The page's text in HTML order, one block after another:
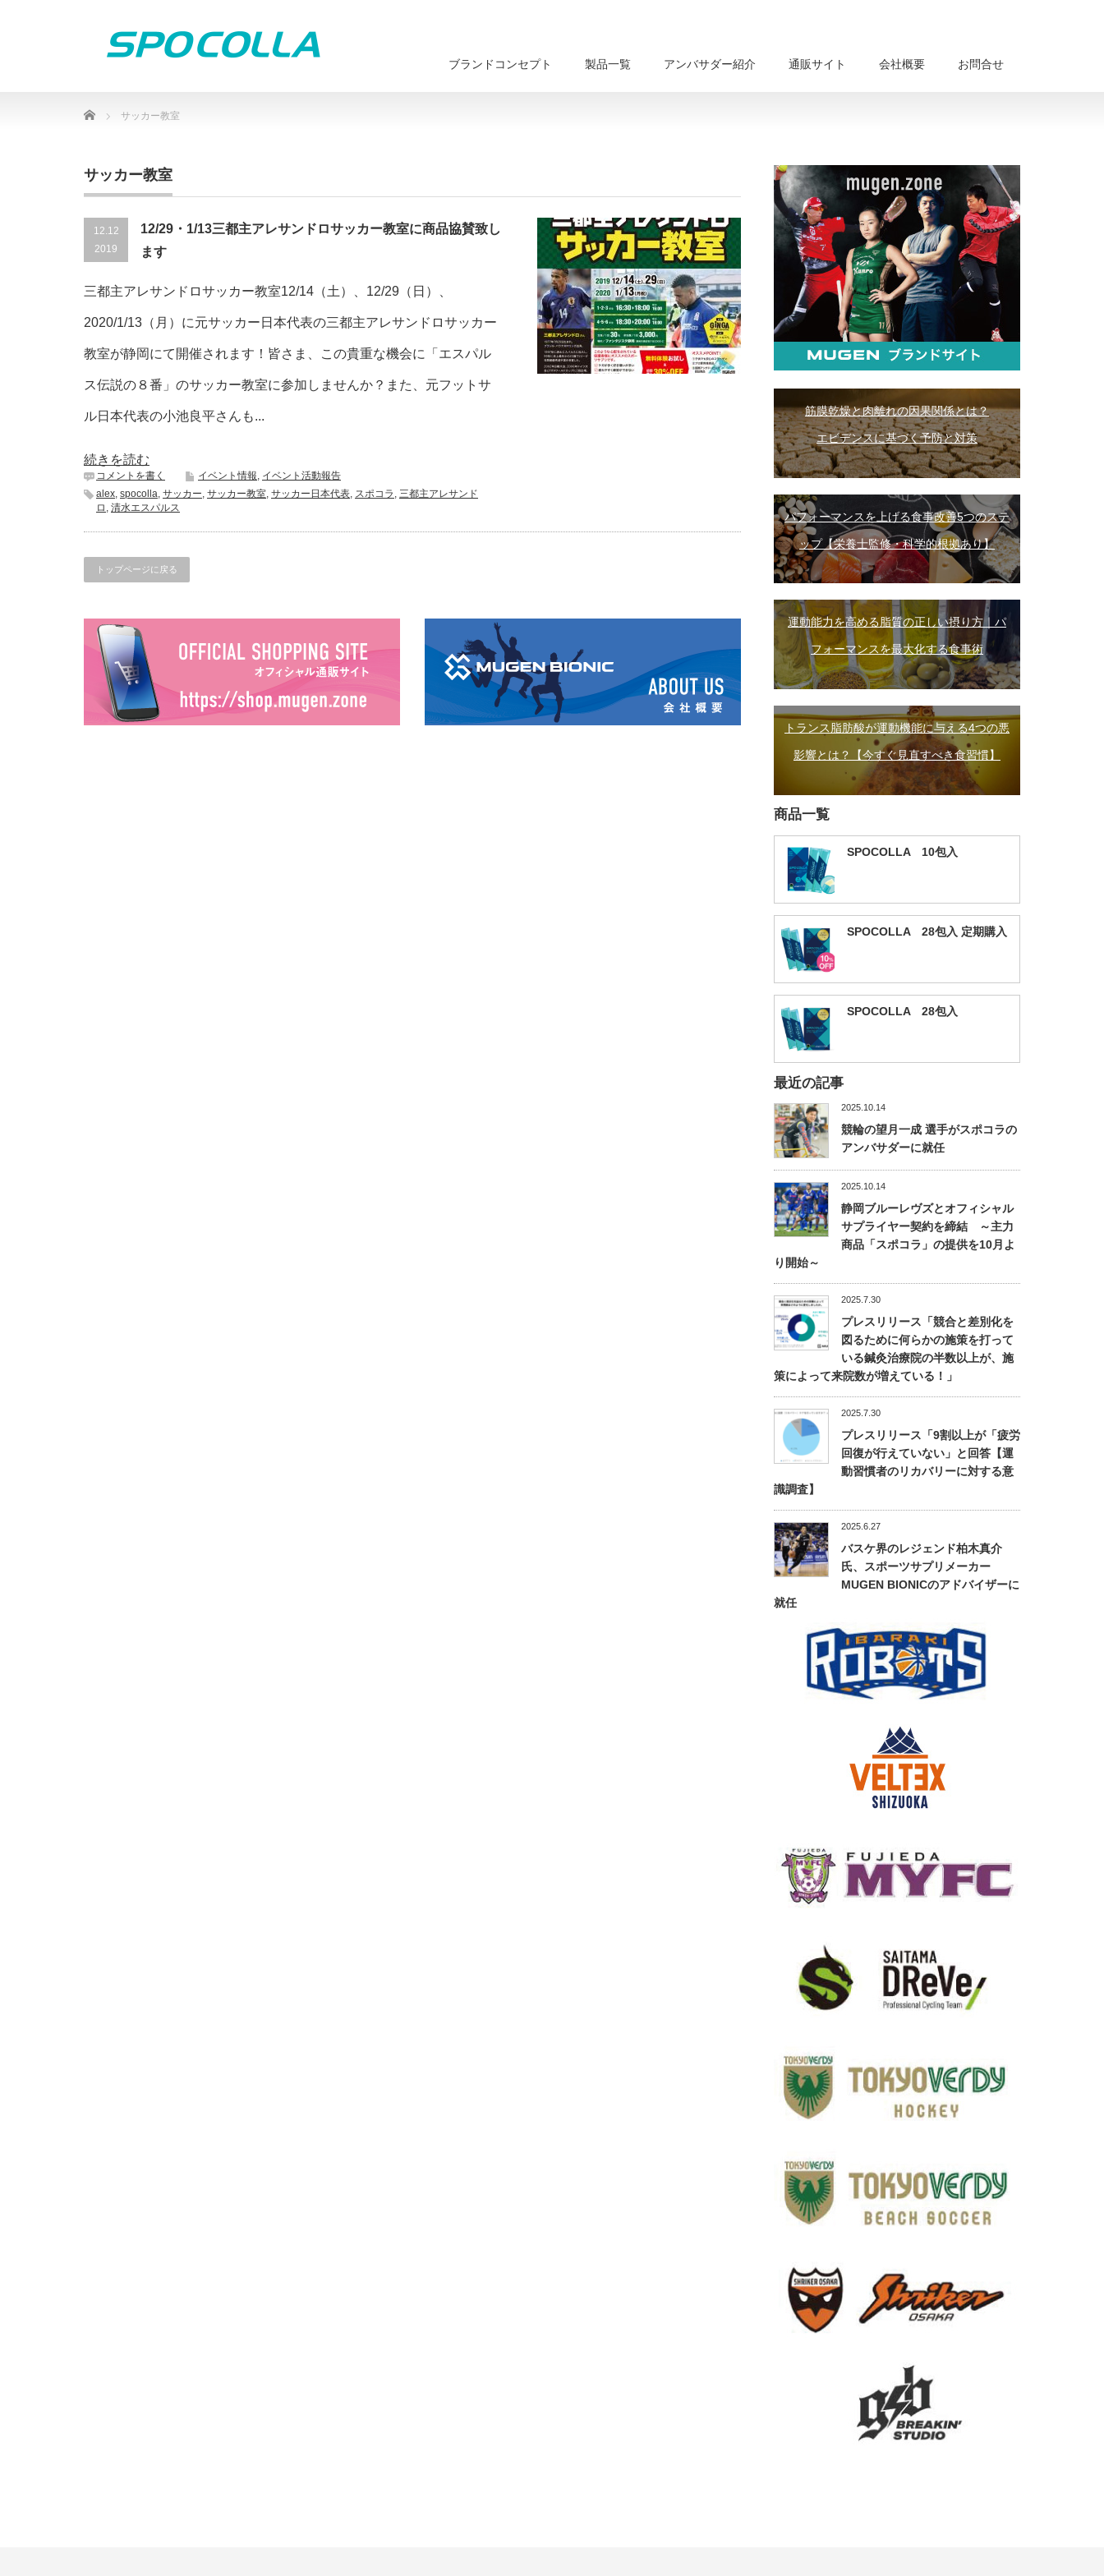
ブランドコンセプト 製品一覧 アンバサダー紹介 通販サイト 会社概要 お問合せ
Home サッカー教室
サッカー教室
12.12
2019
12/29・1/13三都主アレサンドロサッカー教室に商品協賛致し
ます
三都主アレサンドロサッカー教室12/14（土）、12/29（日）、
2020/1/13（月）に元サッカー日本代表の三都主アレサンドロサッカー
教室が静岡にて開催されます！皆さま、この貴重な機会に「エスパル
ス伝説の８番」のサッカー教室に参加しませんか？また、元フットサ
ル日本代表の小池良平さんも...
続きを読む
コメントを書く イベント情報, イベント活動報告
alex, spocolla, サッカー, サッカー教室, サッカー日本代表, スポコラ , 三都主アレサンド
ロ , 清水エスパルス
トップページに戻る
筋膜乾燥と肉離れの因果関係とは？
エビデンスに基づく予防と対策
パフォーマンスを上げる食事改善5つのステ
ップ【栄養士監修・科学的根拠あり】
運動能力を高める脂質の正しい摂り方｜パ
フォーマンスを最大化する食事術
トランス脂肪酸が運動機能に与える4つの悪
影響とは？【今すぐ見直すべき食習慣】
商品一覧
SPOCOLLA 10包入
SPOCOLLA 28包入 定期購入
SPOCOLLA 28包入
最近の記事
2025.10.14
競輪の望月一成 選手がスポコラの
アンバサダーに就任
2025.10.14
静岡ブルーレヴズとオフィシャル
サプライヤー契約を締結 ～主力
商品「スポコラ」の提供を10月よ
り開始～
2025.7.30
プレスリリース「競合と差別化を
図るために何らかの施策を打って
いる鍼灸治療院の半数以上が、施
策によって来院数が増えている！」
2025.7.30
プレスリリース「9割以上が「疲労
回復が行えていない」と回答【運
動習慣者のリカバリーに対する意
識調査】
2025.6.27
バスケ界のレジェンド柏木真介
氏、スポーツサプリメーカー
MUGEN BIONICのアドバイザーに
就任